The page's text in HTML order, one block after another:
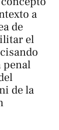
a
de
el
penal
de la